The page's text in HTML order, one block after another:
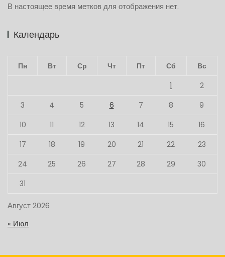
В настоящее время метков для отображения нет.
Календарь
Август 2026
Пн Вт Ср Чт Пт Сб
Вс
1
2
3
4 5 6 7 8
9
10
11 12 13 14 15
16
17
18 19 20 21 22
23
24
25 26 27 28 29
30
31
« Июл